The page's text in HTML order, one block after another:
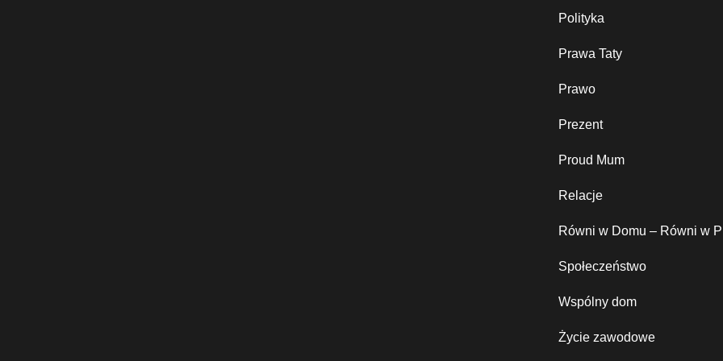
Polityka
Prawa Taty
Prawo
Prezent
Proud Mum
Relacje
Równi w Domu – Równi w
Społeczeństwo
Wspólny dom
Życie zawodowe